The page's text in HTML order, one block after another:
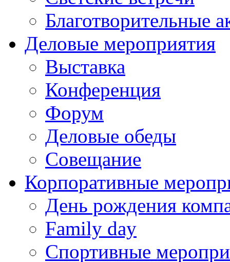
Благотворительные
Деловые мероприятия
Выставка
Конференция
Форум
Деловые обеды
Совещание
Корпоративные
День рождения
Family day
Спортивные